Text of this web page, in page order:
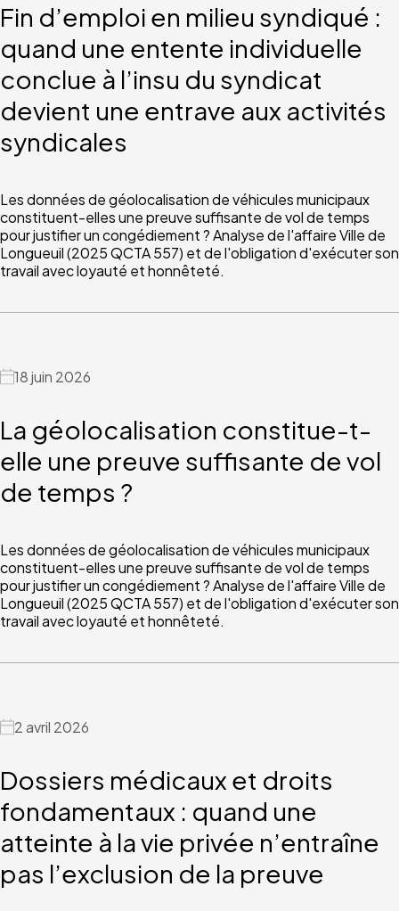
Fin d’emploi en milieu syndiqué :
quand une entente individuelle
conclue à l’insu du syndicat
devient une entrave aux activités
syndicales
Les données de géolocalisation de véhicules municipaux
constituent-elles une preuve suffisante de vol de temps
pour justifier un congédiement ? Analyse de l'affaire Ville de
Longueuil (2025 QCTA 557) et de l'obligation d'exécuter son
travail avec loyauté et honnêteté.
18 juin 2026
La géolocalisation constitue-t-
elle une preuve suffisante de vol
de temps ?
Les données de géolocalisation de véhicules municipaux
constituent-elles une preuve suffisante de vol de temps
pour justifier un congédiement ? Analyse de l'affaire Ville de
Longueuil (2025 QCTA 557) et de l'obligation d'exécuter son
travail avec loyauté et honnêteté.
2 avril 2026
Dossiers médicaux et droits
fondamentaux : quand une
atteinte à la vie privée n’entraîne
pas l’exclusion de la preuve